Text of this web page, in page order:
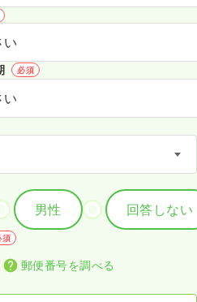
必須
男性 回答しない
須
郵便番号を調べる